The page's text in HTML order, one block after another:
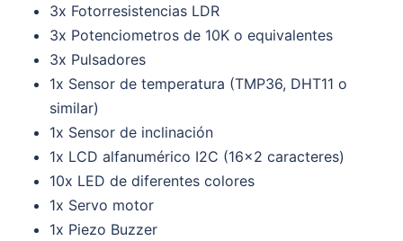
3x Fotorresistencias LDR
3x Potenciometros de 10K o equivalentes
3x Pulsadores
1x Sensor de temperatura (TMP36, DHT11 o
similar)
1x Sensor de inclinación
1x LCD alfanumérico I2C (16×2 caracteres)
10x LED de diferentes colores
1x Servo motor
1x Piezo Buzzer